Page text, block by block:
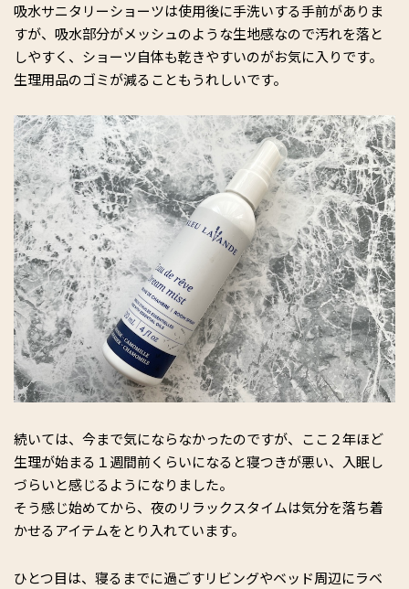
吸水サニタリーショーツは使用後に手洗いする手前がありま
すが、吸水部分がメッシュのような生地感なので汚れを落と
しやすく、ショーツ自体も乾きやすいのがお気に入りです。
生理用品のゴミが減ることもうれしいです。
続いては、今まで気にならなかったのですが、ここ２年ほど
生理が始まる１週間前くらいになると寝つきが悪い、入眠し
づらいと感じるようになりました。
そう感じ始めてから、夜のリラックスタイムは気分を落ち着
かせるアイテムをとり入れています。
ひとつ目は、寝るまでに過ごすリビングやベッド周辺にラベ